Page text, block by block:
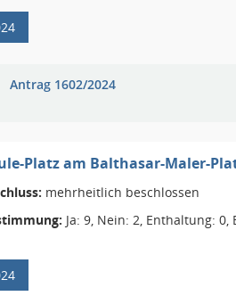
Antrag 1602/2024
Platz am Balthasar-Maler-
mehrheitlich beschlossen
Ja: 9, Nein: 2, Enthaltung: 0,